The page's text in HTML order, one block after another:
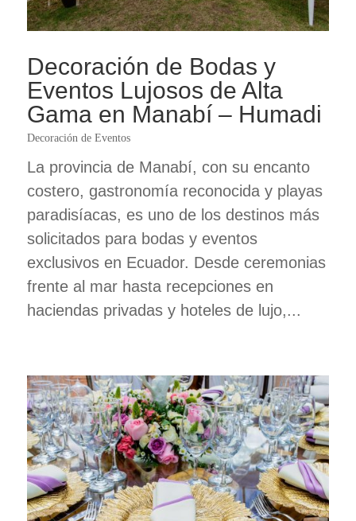
Decoración de Bodas y
Eventos Lujosos de Alta
Gama en Manabí – Humadi
Decoración de Eventos
La provincia de Manabí, con su encanto
costero, gastronomía reconocida y playas
paradisíacas, es uno de los destinos más
solicitados para bodas y eventos
exclusivos en Ecuador. Desde ceremonias
frente al mar hasta recepciones en
haciendas privadas y hoteles de lujo,...